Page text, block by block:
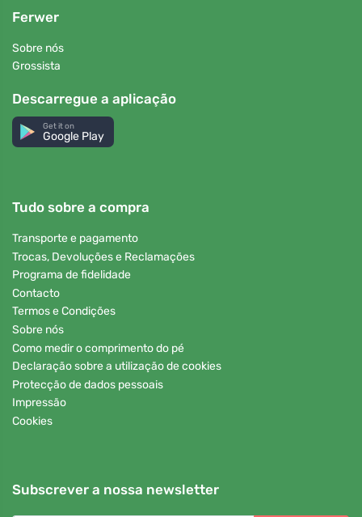
Ferwer
Sobre nós
Grossista
Descarregue a aplicação
Get it on
Google Play
Tudo sobre a compra
Transporte e pagamento
Trocas, Devoluções e Reclamações
Programa de fidelidade
Contacto
Termos e Condições
Sobre nós
Como medir o comprimento do pé
Declaração sobre a utilização de cookies
Protecção de dados pessoais
Impressão
Cookies
Subscrever a nossa newsletter